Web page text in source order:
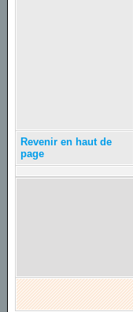
Revenir en haut de
page